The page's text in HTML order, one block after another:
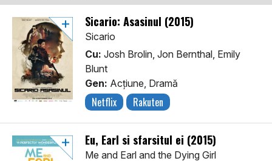
Sicario: Asasinul (2015)
Sicario
Cu: Josh Brolin, Jon Bernthal, Emily
Blunt
Gen: Acţiune, Dramă
Netflix Rakuten
Eu, Earl si sfarsitul ei (2015)
Me and Earl and the Dying Girl